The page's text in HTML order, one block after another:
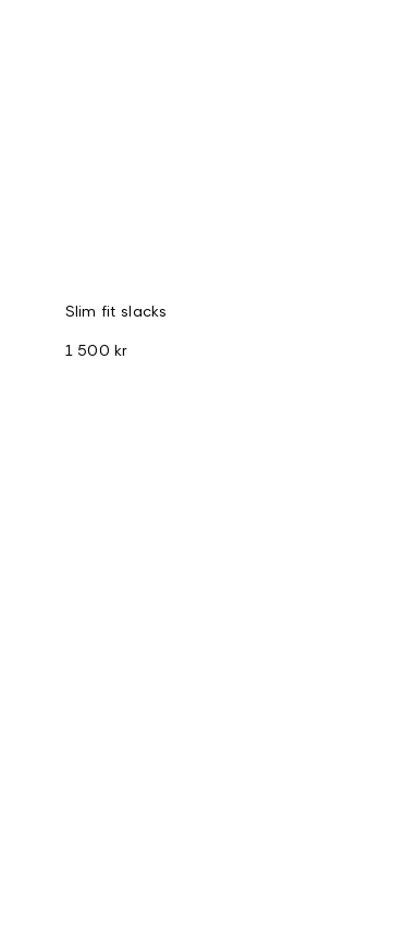
Slim fit slacks
1 500 kr